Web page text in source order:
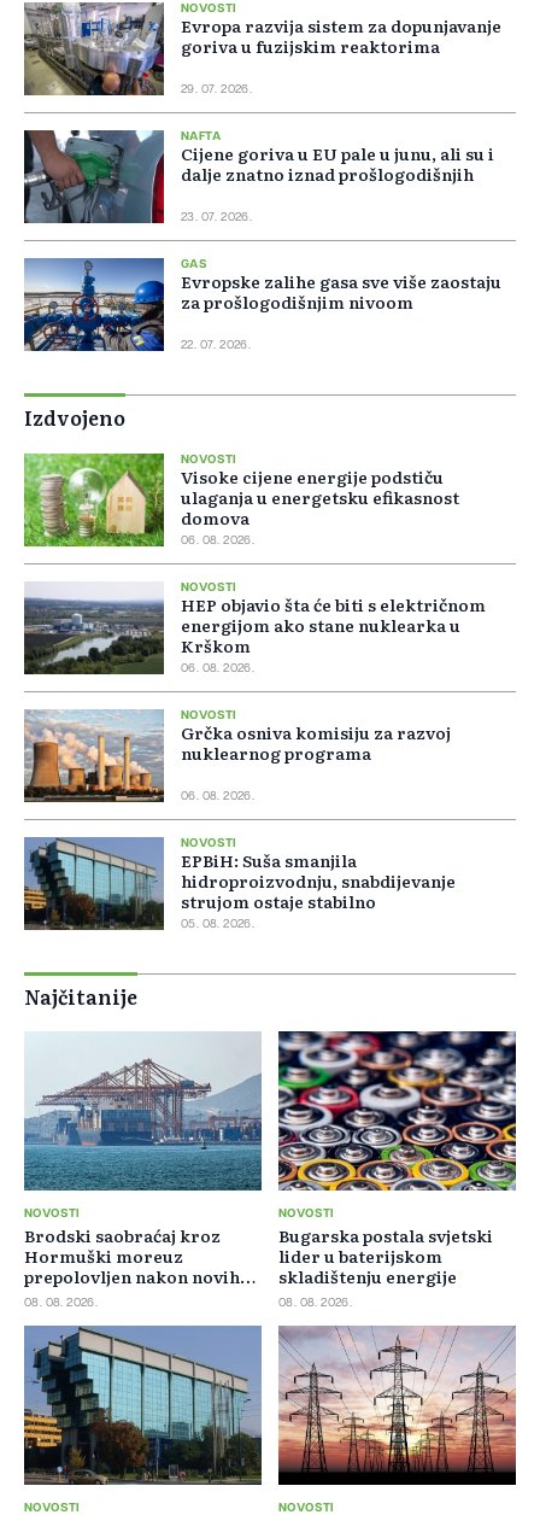
NOVOSTI
Evropa razvija sistem za dopunjavanje
goriva u fuzijskim reaktorima
29. 07. 2026.
NAFTA
Cijene goriva u EU pale u junu, ali su i
dalje znatno iznad prošlogodišnjih
23. 07. 2026.
GAS
Evropske zalihe gasa sve više zaostaju
za prošlogodišnjim nivoom
22. 07. 2026.
Izdvojeno
NOVOSTI
Visoke cijene energije podstiču
ulaganja u energetsku efikasnost
domova
06. 08. 2026.
NOVOSTI
HEP objavio šta će biti s električnom
energijom ako stane nuklearka u
Krškom
06. 08. 2026.
NOVOSTI
Grčka osniva komisiju za razvoj
nuklearnog programa
06. 08. 2026.
NOVOSTI
EPBiH: Suša smanjila
hidroproizvodnju, snabdijevanje
strujom ostaje stabilno
05. 08. 2026.
Najčitanije
NOVOSTI
Brodski saobraćaj kroz
Hormuški moreuz
prepolovljen nakon novih
blokada
08. 08. 2026.
NOVOSTI
Bugarska postala svjetski
lider u baterijskom
skladištenju energije
08. 08. 2026.
NOVOSTI NOVOSTI